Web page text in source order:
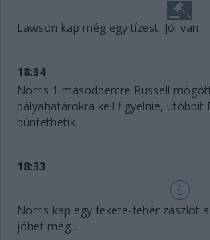
Lawson kap még egy tízest. Jól van.
18:34
Norris 1 másodpercre Russell
pályahatárokra kell figyelnie, utóbbit
büntethetik.
18:33
Norris kap egy fekete-fehér zászlót
jöhet még...